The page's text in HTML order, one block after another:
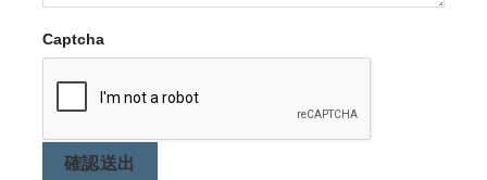
Captcha
確認送出